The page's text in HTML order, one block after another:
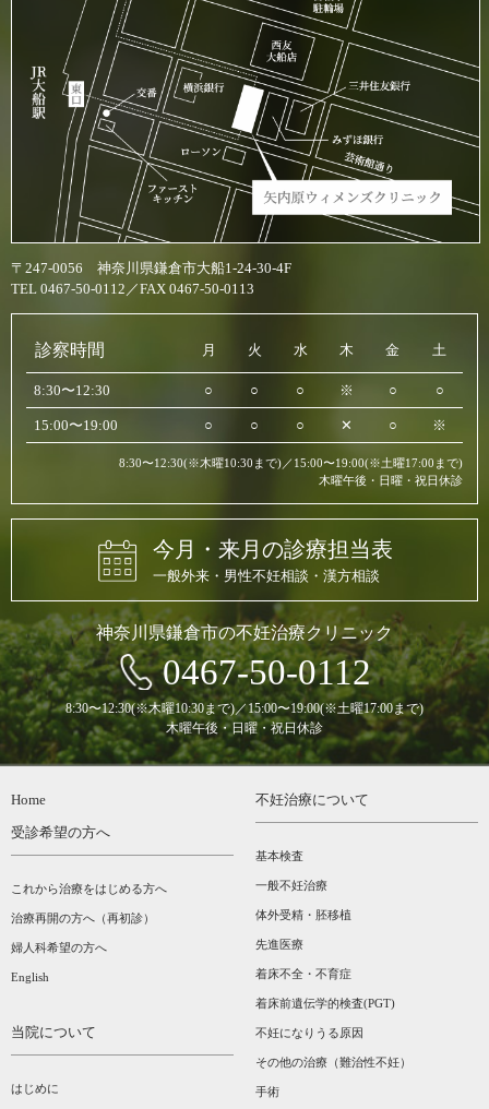
〒247-0056 神奈川県鎌倉市大船1-24-30-4F
TEL 0467-50-0112／FAX 0467-50-0113
診察時間 月 火 水 木 金 土
8:30〜12:30 ○ ○ ○ ※ ○ ○
15:00〜19:00 ○ ○ ○ ✕ ○ ※
8:30〜12:30(※木曜10:30まで)／15:00〜19:00(※土曜17:00まで)
木曜午後・日曜・祝日休診
今月・来月の診療担当表
一般外来・男性不妊相談・漢方相談
神奈川県鎌倉市の不妊治療クリニック
0467-50-0112
8:30〜12:30(※木曜10:30まで)／15:00〜19:00(※土曜17:00まで)
木曜午後・日曜・祝日休診
Home
受診希望の方へ
これから治療をはじめる方へ
治療再開の方へ（再初診）
婦人科希望の方へ
English
当院について
はじめに
不妊治療について
基本検査
一般不妊治療
体外受精・胚移植
先進医療
着床不全・不育症
着床前遺伝学的検査(PGT)
不妊になりうる原因
その他の治療（難治性不妊）
手術